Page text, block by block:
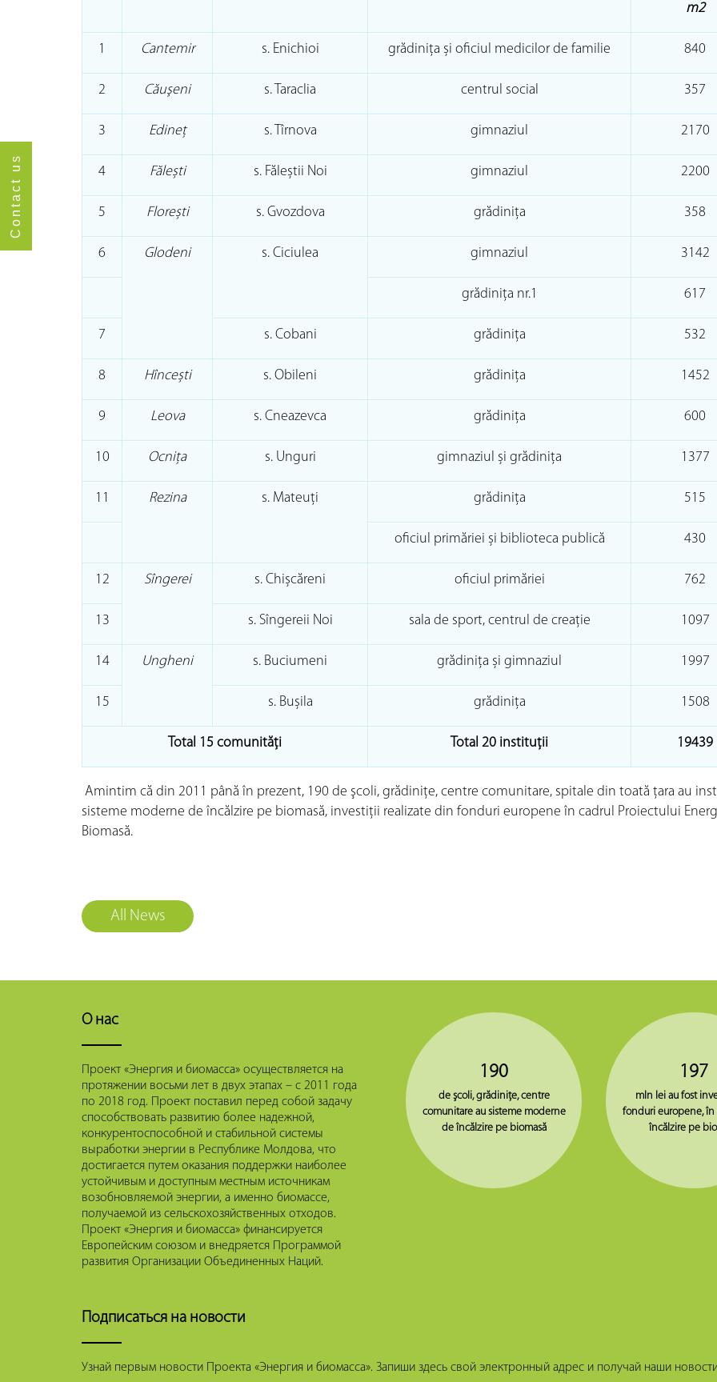
Contact us
m2
1 Cantemir s. Enichioi grădinița și oficiul medicilor de familie 840
2 Căuşeni s. Taraclia centrul social 357
3 Edineţ s. Tîrnova gimnaziul 2170
4 Fălești s. Făleștii Noi gimnaziul 2200
5 Florești s. Gvozdova grădinița 358
6 Glodeni s. Ciciulea gimnaziul 3142
grădinița nr.1 617
7 s. Cobani grădinița 532
8 Hîncești s. Obileni grădinița 1452
9 Leova s. Cneazevca grădinița 600
10 Ocnița s. Unguri gimnaziul și grădinița 1377
11 Rezina s. Mateuți grădinița 515
oficiul primăriei și biblioteca publică 430
12 Sîngerei s. Chișcăreni oficiul primăriei 762
13 s. Sîngereii Noi sala de sport, centrul de creaţie 1097
14 Ungheni s. Buciumeni grădinița și gimnaziul 1997
15 s. Bușila grădinița 1508
Total 15 comunităţi Total 20 instituţii 19439
Amintim că din 2011 până în prezent, 190 de şcoli, grădiniţe, centre comunitare, spitale din toată ţara au
sisteme moderne de încălzire pe biomasă, investiţii realizate din fonduri europene în cadrul Proiectului
Biomasă.
All News
О нас
Проект «Энергия и биомасса» осуществляется на
протяжении восьми лет в двух этапах – с 2011 года
по 2018 год. Проект поставил перед собой задачу
способствовать развитию более надежной,
конкурентоспособной и стабильной системы
выработки энергии в Республике Молдова, что
достигается путем оказания поддержки наиболее
устойчивым и доступным местным источникам
возобновляемой энергии, а именно биомассе,
получаемой из сельскохозяйственных отходов.
Проект «Энергия и биомасса» финансируется
Европейским союзом и внедряется Программой
развития Организации Объединенных Наций.
190
de şcoli, grădiniţe, centre
comunitare au sisteme moderne
de încălzire pe biomasă
197
mln lei au fost
fonduri europene, în
încălzire pe
Подписаться на новости
Узнай первым новости Проекта «Энергия и биомасса». Запиши здесь свой электронный адрес и получай наши